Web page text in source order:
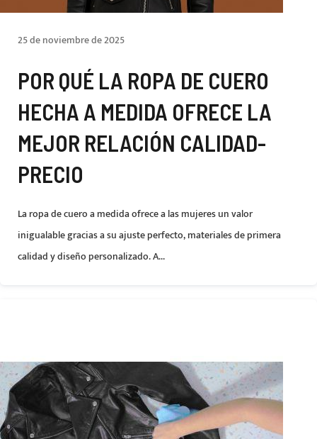
25 de noviembre de 2025
POR QUÉ LA ROPA DE CUERO
HECHA A MEDIDA OFRECE LA
MEJOR RELACIÓN CALIDAD-
PRECIO
La ropa de cuero a medida ofrece a las mujeres un valor
inigualable gracias a su ajuste perfecto, materiales de primera
calidad y diseño personalizado. A...